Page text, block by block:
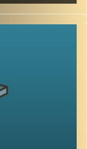
יש לא מעט סרטי
שמשתלטים על
לחדשנות של
קרוב אך מזהירה
ברובוטים